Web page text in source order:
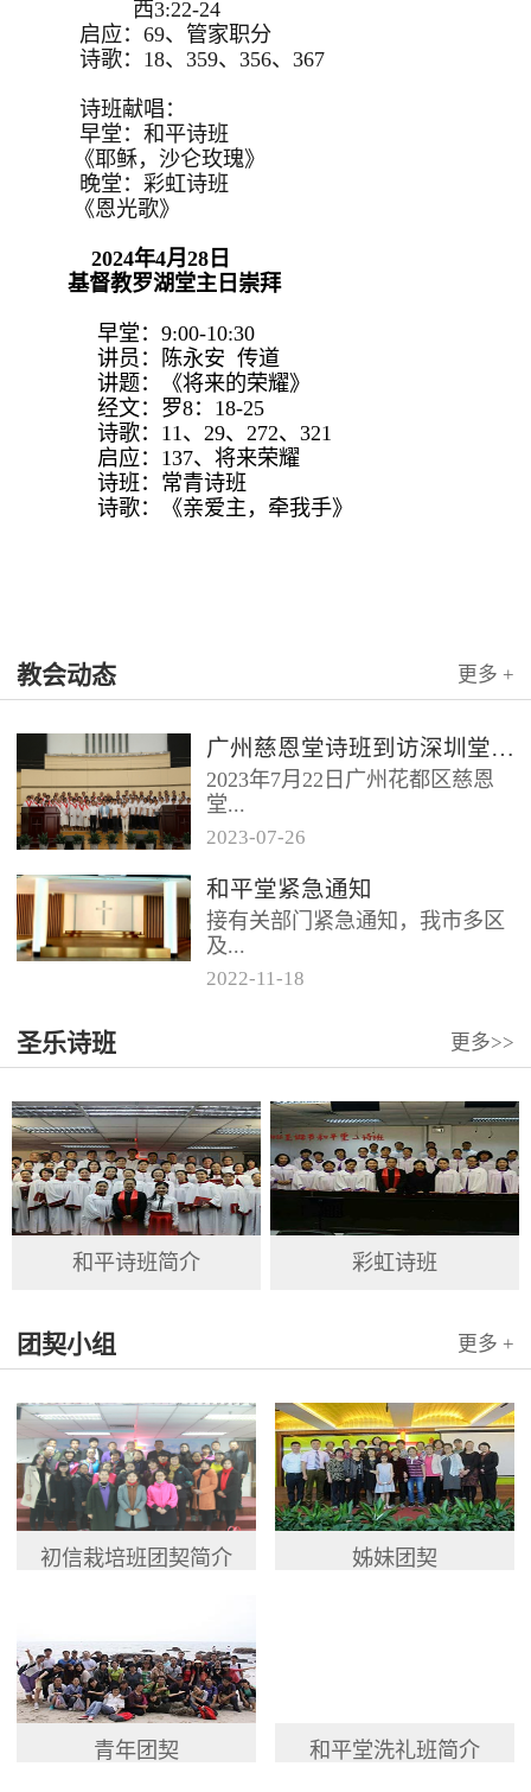
西3:22-24
启应：69、管家职分
诗歌：18、359、356、367
诗班献唱：
早堂：和平诗班
《耶稣，沙仑玫瑰》
晚堂：彩虹诗班
《恩光歌》
2024年4月28日
基督教罗湖堂主日崇拜
早堂：9:00-10:30
讲员：陈永安 传道
讲题：《将来的荣耀》
经文：罗8：18-25
诗歌：11、29、272、321
启应：137、将来荣耀
诗班：常青诗班
诗歌：《亲爱主，牵我手》
教会动态 更多 +
广州慈恩堂诗班到访深圳堂、和平堂
2023年7月22日广州花都区慈恩
堂...
联合诗班在叶海莲牧师的带领
下，先后到访基督教和平堂、深
圳堂。 上午和平堂教...
2023-07-26
和平堂紧急通知
接有关部门紧急通知，我市多区
及...
况比较复杂。基督教和平堂自11
月19日起，执行实施“双暂停”
2022-11 -18
圣乐诗班 更多>>
和平诗班简介 彩虹诗班
团契小组 更多 +
初信栽培班团契简介 姊妹团契
青年团契 和平堂洗礼班简介